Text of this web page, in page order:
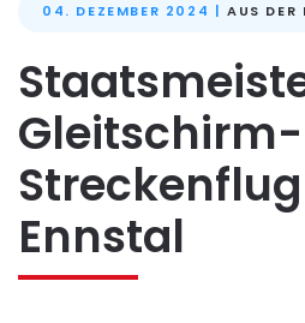
04. DEZEMBER 2024 |AUS DER
Gleitschirm-
Ennstal